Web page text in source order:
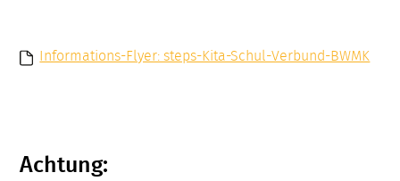
Informations-Flyer: steps-Kita-Schul-Verbund-BWMK
Achtung: